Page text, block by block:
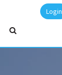
Login